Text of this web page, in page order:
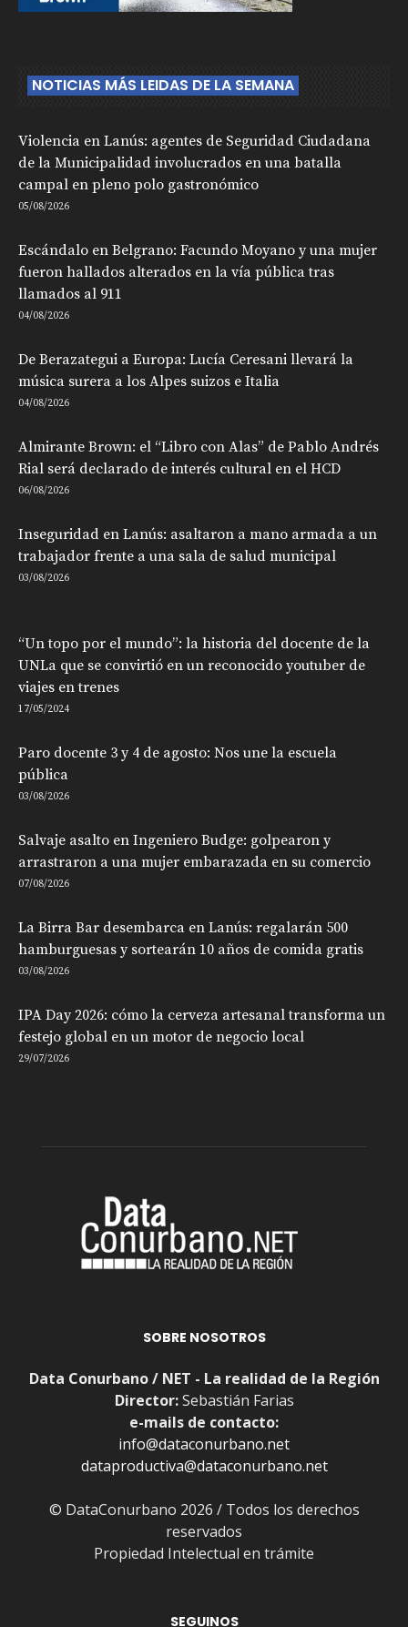
NOTICIAS MÁS LEIDAS DE LA SEMANA
Violencia en Lanús: agentes de Seguridad Ciudadana
de la Municipalidad involucrados en una batalla
campal en pleno polo gastronómico
05/08/2026
Escándalo en Belgrano: Facundo Moyano y una mujer
fueron hallados alterados en la vía pública tras
llamados al 911
04/08/2026
De Berazategui a Europa: Lucía Ceresani llevará la
música surera a los Alpes suizos e Italia
04/08/2026
Almirante Brown: el “Libro con Alas” de Pablo Andrés
Rial será declarado de interés cultural en el HCD
06/08/2026
Inseguridad en Lanús: asaltaron a mano armada a un
trabajador frente a una sala de salud municipal
03/08/2026
“Un topo por el mundo”: la historia del docente de la
UNLa que se convirtió en un reconocido youtuber de
viajes en trenes
17/05/2024
Paro docente 3 y 4 de agosto: Nos une la escuela
pública
03/08/2026
Salvaje asalto en Ingeniero Budge: golpearon y
arrastraron a una mujer embarazada en su comercio
07/08/2026
La Birra Bar desembarca en Lanús: regalarán 500
hamburguesas y sortearán 10 años de comida gratis
03/08/2026
IPA Day 2026: cómo la cerveza artesanal transforma un
festejo global en un motor de negocio local
29/07/2026
SOBRE NOSOTROS
Data Conurbano / NET - La realidad de la Región
Director:Sebastián Farias
e-mails de contacto:
info@dataconurbano.net
dataproductiva@dataconurbano.net
© DataConurbano 2026 / Todos los derechos
reservados
Propiedad Intelectual en trámite
SEGUINOS